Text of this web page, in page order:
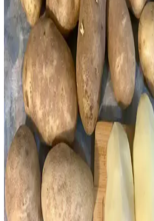
Makinesiz 3 Malzemeli Dondurma
Mascarpone, Muz ve
Hazırlık
Makinesiz ve sadece üç malzemeyle evde
mümkün. Mascarpone, muz ve yoğunlaştırılmış
dondurma tarifleri, sağlıklı ve pratik lezzetler
Toplu Alım ve Dondurarak
Ekmek, Süt ve Diğer Gıdaların
Toplu alım sonrası ekmek, süt ve diğer
saklanması, tazelik ve lezzetin korunmasını
yöntemlerle maliyetler düşürülür, bozulma
kolaylığı artar.
Dondurulmuş Yaban Mersinleriyle
Tatlı ve Tuzlu Tarifler Rehberi
Dondurulmuş yaban mersinleriyle yapılabilecek
soslardan dondurmalara kadar geniş bir
Meyvenin doğal tadını koruyan alternatif